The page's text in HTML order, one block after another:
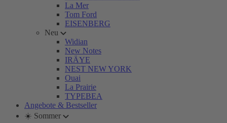
La Mer
Tom Ford
EISENBERG
Neu
Widian
New Notes
IRÄYE
NEST NEW YORK
Ouai
La Prairie
TYPEBEA
Angebote & Bestseller
☀️ Sommer